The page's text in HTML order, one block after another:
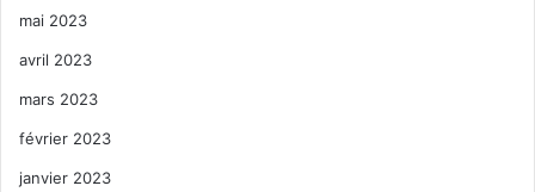
mai 2023
avril 2023
mars 2023
février 2023
janvier 2023